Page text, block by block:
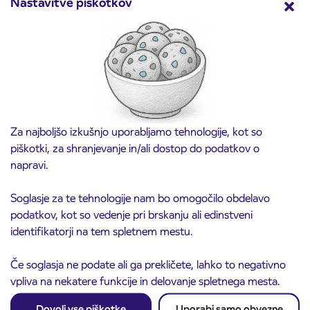
Za najboljšo izkušnjo uporabljamo tehnologije, kot so
piškotki, za shranjevanje in/ali dostop do podatkov o
napravi.
Soglasje za te tehnologije nam bo omogočilo obdelavo
podatkov, kot so vedenje pri brskanju ali edinstveni
identifikatorji na tem spletnem mestu.
Če soglasja ne podate ali ga prekličete, lahko to negativno
vpliva na nekatere funkcije in delovanje spletnega mesta.
Predprodaja dijaških subvencioniranih IJPP
vozovnic za šolsko leto 2026/2027 se začne
3. 8. 2026
Obvestilo o popolni zapori ceste